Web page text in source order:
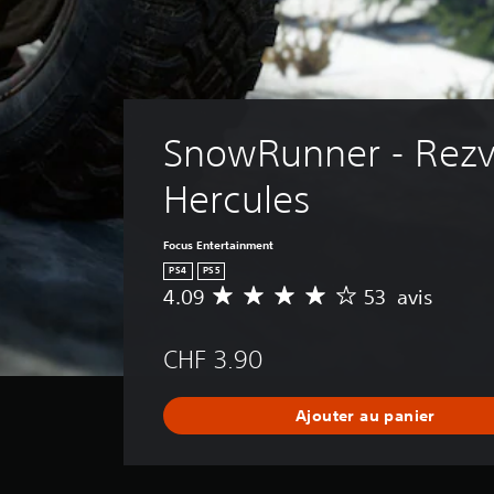
SnowRunner -
Hercules
Focus Entertainment
PS4 PS5
M
e
n
e
e
4.09 53 avis
CHF 3.90
Ajouter au panier